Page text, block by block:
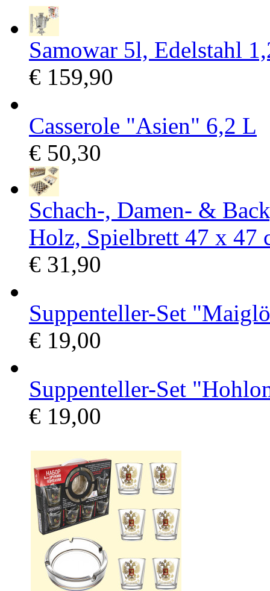
Samowar 5l, Edelstahl
€ 159,90
Casserole "Asien" 6,2 L
€ 50,30
Schach-, Damen- &
Holz, Spielbrett 47 х 47
€ 31,90
Suppenteller-Set
€ 19,00
Suppenteller-Set
€ 19,00